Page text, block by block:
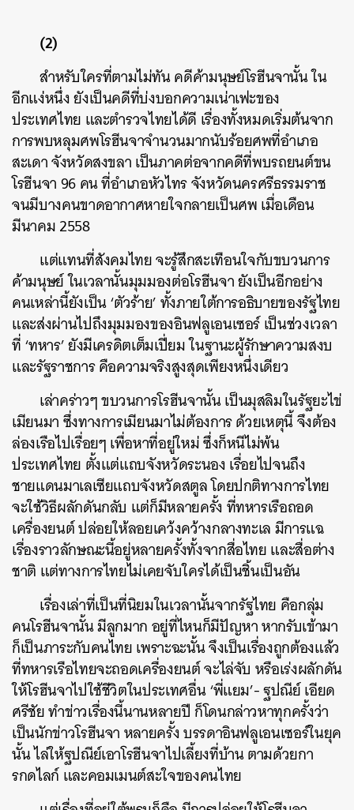
(2)
สำหรับใครที่ตามไม่ทัน คดีค้ามนุษย์โรฮีนจานั้น ใน
อีกแง่หนึ่ง ยังเป็นคดีที่บ่งบอกความเน่าเฟะของ
ประเทศไทย และตำรวจไทยได้ดี เรื่องทั้งหมดเริ่มต้นจาก
การพบหลุมศพโรฮีนจาจำนวนมากนับร้อยศพที่อำเภอ
สะเดา จังหวัดสงขลา เป็นภาคต่อจากคดีที่พบรถยนต์ขน
โรฮีนจา 96 คน ที่อำเภอหัวไทร จังหวัดนครศรีธรรมราช
จนมีบางคนขาดอากาศหายใจกลายเป็นศพ เมื่อเดือน
มีนาคม 2558
แต่แทนที่สังคมไทย จะรู้สึกสะเทือนใจกับขบวนการ
ค้ามนุษย์ ในเวลานั้นมุมมองต่อโรฮีนจา ยังเป็นอีกอย่าง
คนเหล่านี้ยังเป็น ‘ตัวร้าย’ ทั้งภายใต้การอธิบายของรัฐไทย
และส่งผ่านไปถึงมุมมองของอินฟลูเอนเซอร์ เป็นช่วงเวลา
ที่ ‘ทหาร’ ยังมีเครดิตเต็มเปี่ยม ในฐานะผู้รักษาความสงบ
และรัฐราชการ คือความจริงสูงสุดเพียงหนึ่งเดียว
เล่าคร่าวๆ ขบวนการโรฮีนจานั้น เป็นมุสลิมในรัฐยะไข่
เมียนมา ซึ่งทางการเมียนมาไม่ต้องการ ด้วยเหตุนี้ จึงต้อง
ล่องเรือไปเรื่อยๆ เพื่อหาที่อยู่ใหม่ ซึ่งก็หนีไม่พ้น
ประเทศไทย ตั้งแต่แถบจังหวัดระนอง เรื่อยไปจนถึง
ชายแดนมาเลเซียแถบจังหวัดสตูล โดยปกติทางการไทย
จะใช้วิธีผลักดันกลับ แต่ก็มีหลายครั้ง ที่ทหารเรือถอด
เครื่องยนต์ ปล่อยให้ลอยเคว้งคว้างกลางทะเล มีการแฉ
เรื่องราวลักษณะนี้อยู่หลายครั้งทั้งจากสื่อไทย และสื่อต่าง
ชาติ แต่ทางการไทยไม่เคยจับใครได้เป็นชิ้นเป็นอัน
เรื่องเล่าที่เป็นที่นิยมในเวลานั้นจากรัฐไทย คือกลุ่ม
คนโรฮีนจานั้น มีลูกมาก อยู่ที่ไหนก็มีปัญหา หากรับเข้ามา
ก็เป็นภาระกับคนไทย เพราะฉะนั้น จึงเป็นเรื่องถูกต้องแล้ว
ที่ทหารเรือไทยจะถอดเครื่องยนต์ จะไล่จับ หรือเร่งผลักดัน
ให้โรฮีนจาไปใช้ชีวิตในประเทศอื่น ‘พี่แยม’- ฐปณีย์ เอียด
ศรีชัย ทำข่าวเรื่องนี้นานหลายปี ก็โดนกล่าวหาทุกครั้งว่า
เป็นนักข่าวโรฮีนจา หลายครั้ง บรรดาอินฟลูเอนเซอร์ในยุค
นั้น ไล่ให้ฐปณีย์เอาโรฮีนจาไปเลี้ยงที่บ้าน ตามด้วยกา
รกดไลก์ และคอมเมนต์สะใจของคนไทย